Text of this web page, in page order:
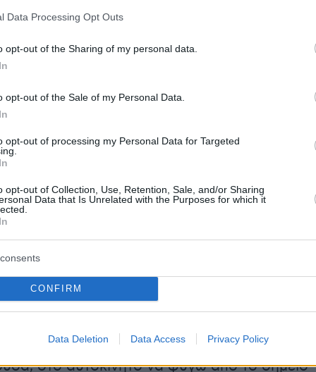
Data Processing Opt Outs
opt-out of the Sharing of my personal data.
opt-out of the Sale of my Personal Data.
opt-out of processing my Personal Data for Targeted
opt-out of Collection, Use, Retention, Sale, and/or Sharing
Data that Is Unrelated with the Purposes for which it
CONFIRM
Data Deletion Data Access Privacy Policy
καθώς ένιωσε κάποια αδιαθεσία. Ήθελε,
σταματούσε τελικά για τον καφέ, εφόσον στο
είχε αποχωρήσει ο 47χρονος. Είπε ότι,
δίπλα στο αυτοκίνητο του, αντιλήφθηκε
Κοιτάχτηκαν με τον οδηγό και τότε
να με αντιληφθεί, με προσπέρασε,πάτησε
όπισθεν να με εμβολίσει με το
Χωρίς να ειπωθεί κάτι. Έκανα άκρη και
προσπάθεια να με χτυπήσει. Άνοιξα
γιατί δεν προλάβαινα να
Με μαγκάνισε (εγκλώβισε) ανάμεσα στην
Εγώ μισερωμένος (σακατεμένος) μπήκα,
στο αυτοκίνητο να φύγω από το σημείο